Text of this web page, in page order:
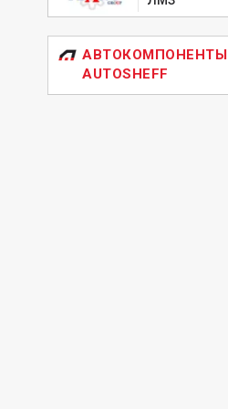
АВТОКОМПОНЕНТЫ
AUTOSHEFF